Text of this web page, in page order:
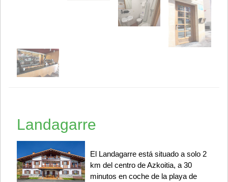
Landagarre
El Landagarre está situado a solo 2
km del centro de Azkoitia, a 30
minutos en coche de la playa de